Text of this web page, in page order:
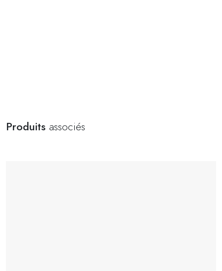
Produits associés